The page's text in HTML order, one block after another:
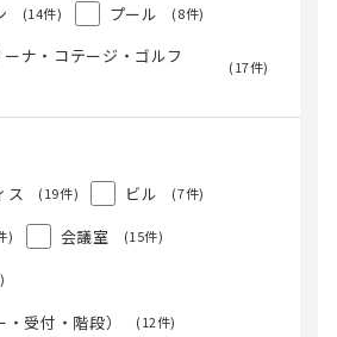
(14件) プール (8件)
ナ・コテージ・ゴルフ
(17件)
ス
(19件) ビル (7件)
) 会議室 (15件)
受付・階段） (12件)